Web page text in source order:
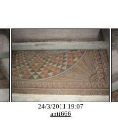
24/3/2011 19:07
аnti666